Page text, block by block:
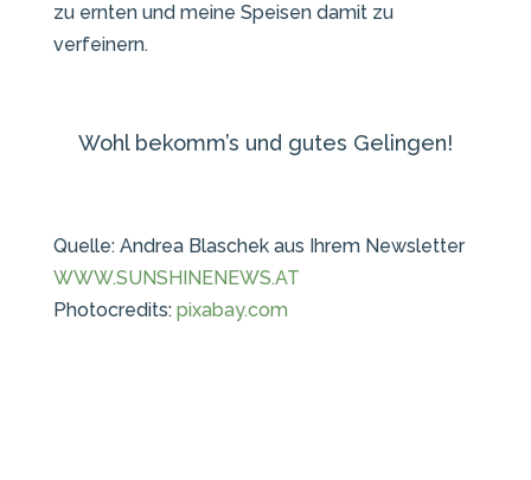
zu ernten und meine Speisen damit zu
verfeinern.
Wohl bekomm’s und gutes Gelingen!
Quelle: Andrea Blaschek aus Ihrem Newsletter
WWW.SUNSHINENEWS.AT
Photocredits: pixabay.com